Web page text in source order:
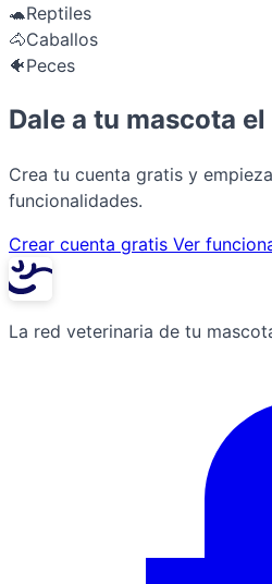
🐢Reptiles
🐴Caballos
🐠Peces
Dale a tu mascota
Crea tu cuenta gratis y
funcionalidades.
Crear cuenta gratis Ver
La red veterinaria de tu